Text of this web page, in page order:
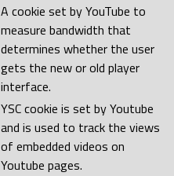
A cookie set by YouTube to
measure bandwidth that
determines whether the user
gets the new or old player
interface.
YSC cookie is set by Youtube
and is used to track the views
of embedded videos on
Youtube pages.